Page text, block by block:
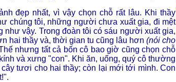
đẹp nhất, vì vậy chọn chỗ rất lâu. Khi thầy
chúng tôi, những người chưa xuất gia, đi mệt
như vậy. Trong đoàn tôi có sáu người xuất gia,
hai thầy và, thời gian tu cũng lâu hơn (nói cho
nhưng tất cả bốn cô bao giờ cũng chọn chỗ
và xưng "con". Khi ăn, uống, quý cô thường
tươi cho hai thầy; còn lại mới tới mình. Con